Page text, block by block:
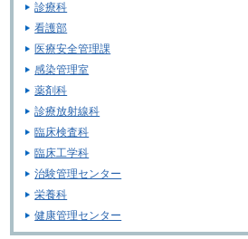
診療科
看護部
医療安全管理課
感染管理室
薬剤科
診療放射線科
臨床検査科
臨床工学科
治験管理センター
栄養科
健康管理センター